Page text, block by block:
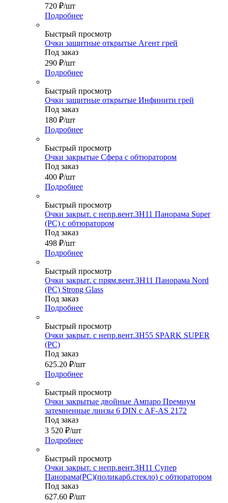
720 ₽/шт
Подробнее
Быстрый просмотр
Очки защитные открытые Агент грей
Под заказ
290 ₽/шт
Подробнее
Быстрый просмотр
Очки защитные открытые Инфинити грей
Под заказ
180 ₽/шт
Подробнее
Быстрый просмотр
Очки закрытые Сфера с обтюратором
Под заказ
400 ₽/шт
Подробнее
Быстрый просмотр
Очки закрыт. с непр.вент.ЗН11 Панорама Super
(PС) с обтюратором
Под заказ
498 ₽/шт
Подробнее
Быстрый просмотр
Очки закрыт. с прям.вент.ЗН11 Панорама Nord
(PC) Strong Glass
Под заказ
Подробнее
Быстрый просмотр
Очки закрыт. с непр.вент.ЗН55 SPARK SUPER
(РC)
Под заказ
625.20 ₽/шт
Подробнее
Быстрый просмотр
Очки закрытые двойные Ампаро Премиум
затемненные линзы 6 DIN с AF-AS 2172
Под заказ
3 520 ₽/шт
Подробнее
Быстрый просмотр
Очки закрыт. с непр.вент.ЗН11 Супер
Панорама(РС)(поликарб.стекло) с обтюратором
Под заказ
627.60 ₽/шт